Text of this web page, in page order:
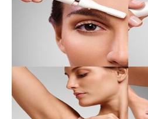
楽天市場で見る
シェーバー
Amazonで見る
テスコム(Tescom)
レディシェーバー
TT450A
楽天市場で見る
アルファP うぶ毛
シェーバー ソルス
ティック ミニ